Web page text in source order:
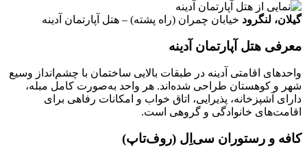
گیلان، لنگرود خیابان چمران (راه پشته) – هتل آپارتمان آدینه
معرفی هتل آپارتمان آدینه
واحدهای اقامتی آدینه در طبقات بالایی ساختمان با چشم‌انداز وسیع
شهر و کوهستان طراحی شده‌اند. هر واحد به‌صورت کامل مبله،
دارای آشپزخانه، پذیرایی، اتاق خواب و امکانات رفاهی برای
اقامت‌های خانوادگی و گروهی است.
کافه و رستوران سی‌اِل (روف‌تاپ)